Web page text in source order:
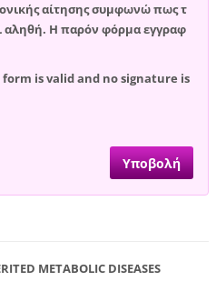
αίτησης συμφωνώ πως τ
αληθή. Η παρόν φόρμα εγγραφ
is valid and no signature is
METABOLIC DISEASES